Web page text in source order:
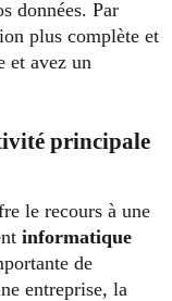
données. Par
plus complète et
et avez un
principale
le recours à une
informatique
de
entreprise, la